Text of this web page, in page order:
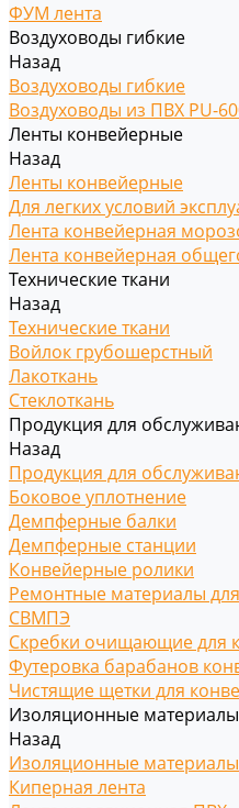
ФУМ лента
Воздуховоды гибкие
Назад
Воздуховоды гибкие
Воздуховоды из ПВХ PU-
Ленты конвейерные
Назад
Ленты конвейерные
Для легких условий
Лента конвейерная
Лента конвейерная
Технические ткани
Назад
Технические ткани
Войлок грубошерстный
Лакоткань
Стеклоткань
Продукция для
Назад
Продукция для
Боковое уплотнение
Демпферные балки
Демпферные станции
Конвейерные ролики
Ремонтные материалы
СВМПЭ
Скребки очищающие для
Футеровка барабанов
Чистящие щетки для
Изоляционные материалы
Назад
Изоляционные материалы
Киперная лента